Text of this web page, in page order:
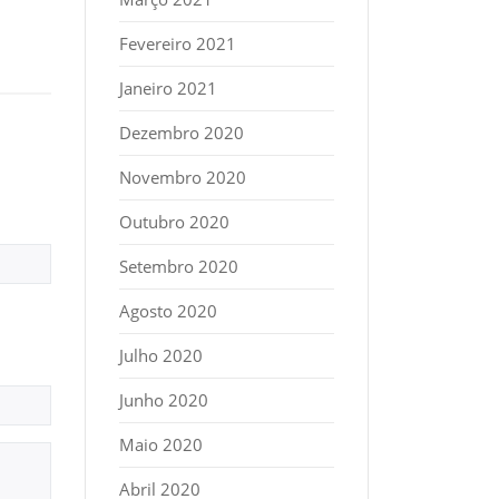
Fevereiro 2021
Janeiro 2021
Dezembro 2020
Novembro 2020
Outubro 2020
Setembro 2020
Agosto 2020
Julho 2020
Junho 2020
Maio 2020
Abril 2020